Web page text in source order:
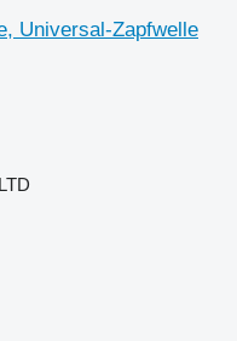
Universal-Zapfwelle